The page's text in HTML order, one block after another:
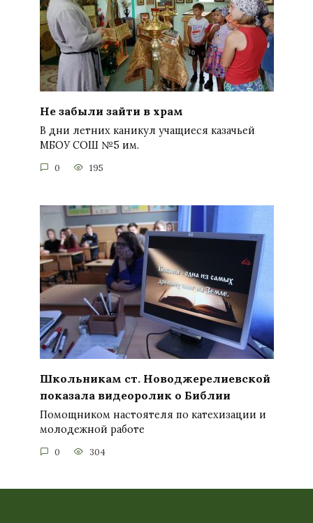
Не забыли зайти в храм
В дни летних каникул учащиеся казачьей
МБОУ СОШ №5 им.
0 195
Школьникам ст. Новоджерелиевской
показала видеоролик о Библии
Помощником настоятеля по катехизации и
молодежной работе
0 304